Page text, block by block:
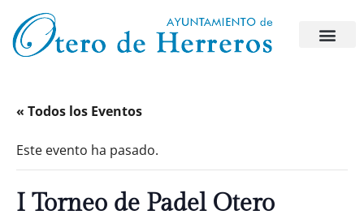
« Todos los Eventos
Este evento ha pasado.
I Torneo de Padel Otero